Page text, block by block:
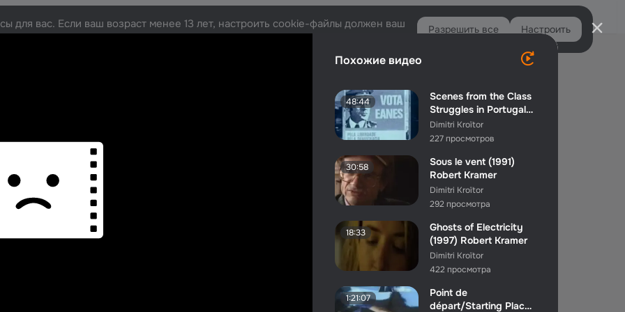
Похожие видео
48:44
Scenes from the Class
Struggles in Portugal
Part II (1977) R...
Dimitri Kroïtor
227 просмотров
30:58
Sous le vent (1991)
Robert Kramer
Dimitri Kroïtor
292 просмотра
18:33
Ghosts of Electricity
(1997) Robert Kramer
Dimitri Kroïtor
422 просмотра
1:21:07
Point de
départ/Starting Place
Войти
для вас. Если ваш возраст менее 13 лет, настроить cookie-файлы должен ваш
Разрешить все Настроить